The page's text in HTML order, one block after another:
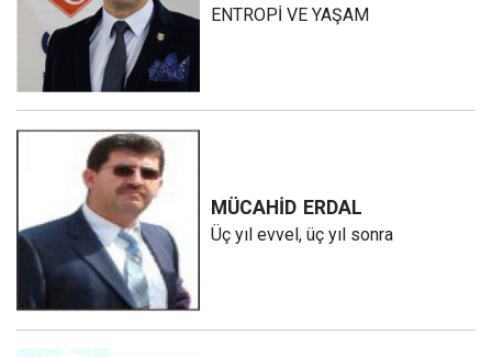
ENTROPİ VE YAŞAM
MÜCAHİD ERDAL
Üç yıl evvel, üç yıl sonra